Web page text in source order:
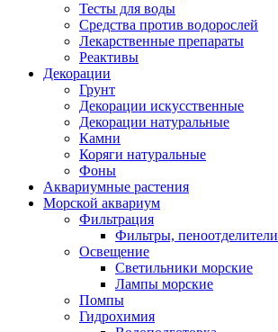
Тесты для воды
Средства против водорослей
Лекарственные препараты
Реактивы
Декорации
Грунт
Декорации искусственные
Декорации натуральные
Камни
Коряги натуральные
Фоны
Аквариумные растения
Морской аквариум
Фильтрация
Фильтры, пеноотделители
Освещение
Светильники морские
Лампы морские
Помпы
Гидрохимия